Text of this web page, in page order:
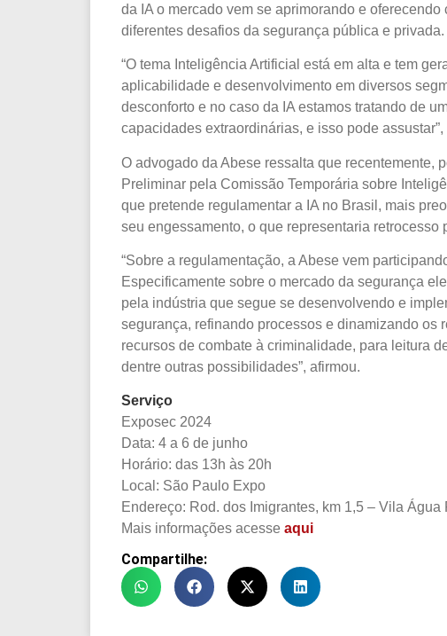
da IA o mercado vem se aprimorando e
diferentes desafios da segurança pública e privada.
“O tema Inteligência Artificial está em alta e tem
aplicabilidade e desenvolvimento em diversos
desconforto e no caso da IA estamos tratando de
capacidades extraordinárias, e isso pode
O advogado da Abese ressalta que recentemente,
Preliminar pela Comissão Temporária sobre
que pretende regulamentar a IA no Brasil, mais
seu engessamento, o que representaria retrocesso
“Sobre a regulamentação, a Abese vem
Especificamente sobre o mercado da segurança
pela indústria que segue se desenvolvendo e
segurança, refinando processos e dinamizando os
recursos de combate à criminalidade, para leitura
dentre outras possibilidades”, afirmou.
Serviço
Exposec 2024
Data: 4 a 6 de junho
Horário: das 13h às 20h
Local: São Paulo Expo
Endereço: Rod. dos Imigrantes, km 1,5 – Vila
Mais informações acesse aqui
Compartilhe: